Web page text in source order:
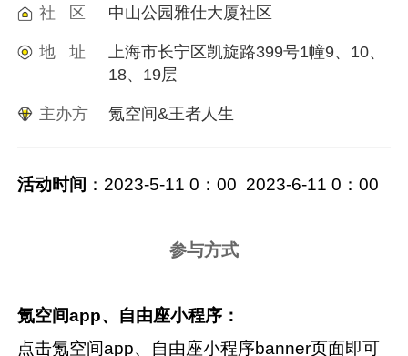
社 区 中山公园雅仕大厦社区
地 址
上海市长宁区凯旋路399号1幢9、10、
18、19层
主办方 氪空间&王者人生
活动时间 ： 2023-5-11 0 ：00 2023-6-11 0 ：00
参与方式
氪空间app、自由座小程序：
点击氪空间app、自由座小程序banner页面即可